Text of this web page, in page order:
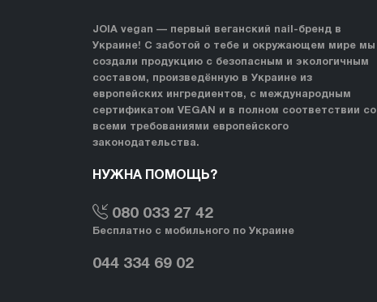
JOIA vegan — первый веганский nail-бренд в
Украине! С заботой о тебе и окружающем мире мы
создали продукцию с безопасным и экологичным
составом, произведённую в Украине из
европейских ингредиентов, с международным
сертификатом VEGAN и в полном соответствии со
всеми требованиями европейского
законодательства.
НУЖНА ПОМОЩЬ?
080 033 27 42
Бесплатно с мобильного по Украине
044 334 69 02